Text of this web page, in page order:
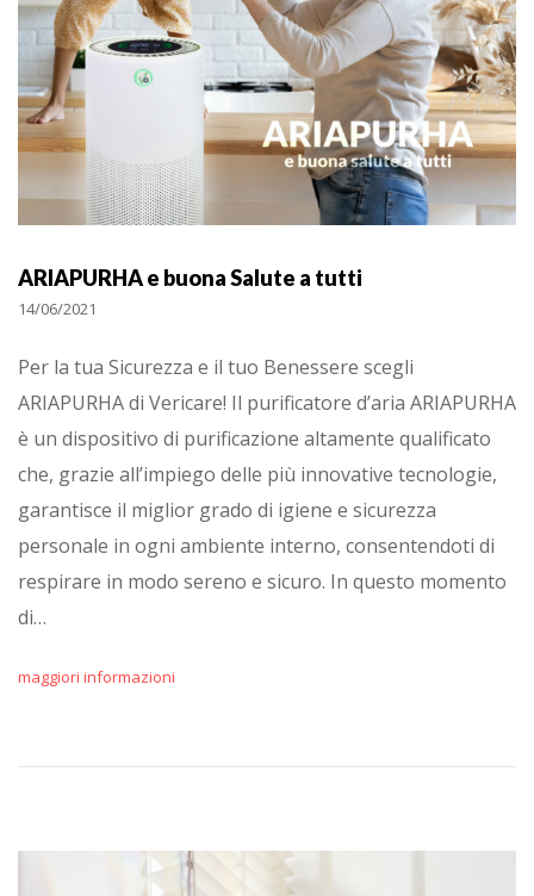
ARIAPURHA e buona Salute a tutti
14/06/2021
Per la tua Sicurezza e il tuo Benessere scegli
ARIAPURHA di Vericare! Il purificatore d’aria ARIAPURHA
è un dispositivo di purificazione altamente qualificato
che, grazie all’impiego delle più innovative tecnologie,
garantisce il miglior grado di igiene e sicurezza
personale in ogni ambiente interno, consentendoti di
respirare in modo sereno e sicuro. In questo momento
di…
maggiori informazioni